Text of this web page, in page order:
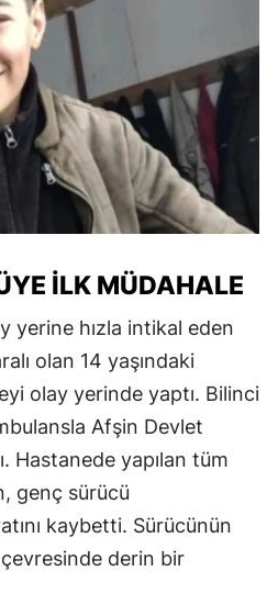
İLK MÜDAHALE
yerine hızla intikal eden
olan 14 yaşındaki
olay yerinde yaptı. Bilinci
Afşin Devlet
Hastanede yapılan tüm
genç sürücü
kaybetti. Sürücünün
çevresinde derin bir